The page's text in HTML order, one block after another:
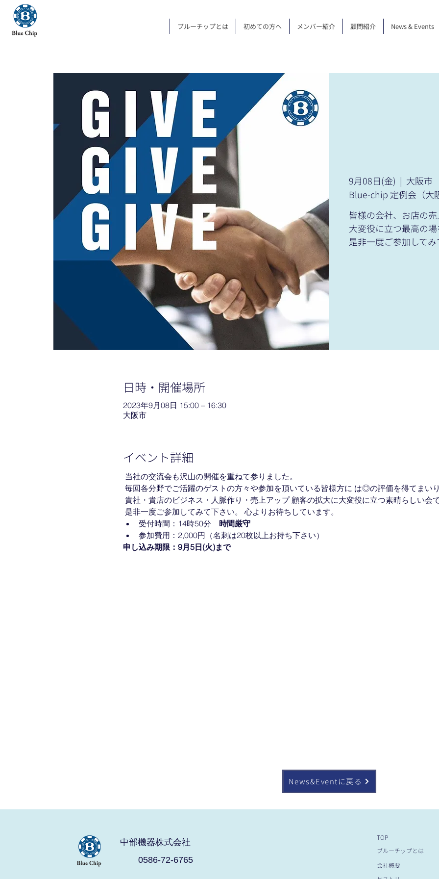
ブルーチップとは 初めての方へ メンバー紹介 顧問紹介 News & Events
9月08日(金)
  |
大阪市
Blue-chip 定例会（大
皆様の会社、お店の
大変役に立つ最高の場
是非一度ご参加してみ
日時・開催場所
2023年9月08日 15:00 – 16:30
大阪市
イベント詳細
当社の交流会も沢山の開催を重ねて参りました。
毎回各分野でご活躍のゲストの方々や参加を頂いている皆様方に は◎の評価を得てまいり
貴社・貴店のビジネス・人脈作り・売上アップ 顧客の拡大に大変役に立つ素晴らしい会で
是非一度ご参加してみて下さい。 心よりお待ちしています。
受付時間：14時50分 時間厳守
参加費用：2,000円（名刺は20枚以上お持ち下さい）
申し込み期限：9月5日(火)まで
News&Eventに戻る
中部機器株式会社
0586-72-6765
TOP
ブルーチップとは
会社概要